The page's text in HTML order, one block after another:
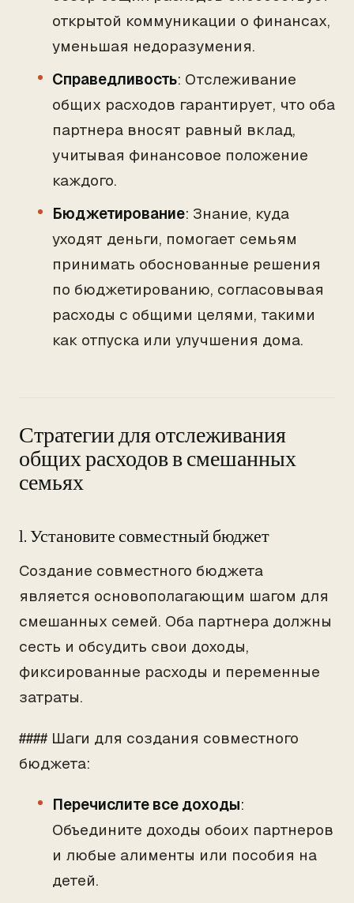
открытой коммуникации о финансах,
уменьшая недоразумения.
Справедливость: Отслеживание
общих расходов гарантирует, что оба
партнера вносят равный вклад,
учитывая финансовое положение
каждого.
Бюджетирование: Знание, куда
уходят деньги, помогает семьям
принимать обоснованные решения
по бюджетированию, согласовывая
расходы с общими целями, такими
как отпуска или улучшения дома.
Стратегии для отслеживания
общих расходов в смешанных
семьях
1. Установите совместный бюджет
Создание совместного бюджета
является основополагающим шагом для
смешанных семей. Оба партнера должны
сесть и обсудить свои доходы,
фиксированные расходы и переменные
затраты.
#### Шаги для создания совместного
бюджета:
Перечислите все доходы:
Объедините доходы обоих партнеров
и любые алименты или пособия на
детей.